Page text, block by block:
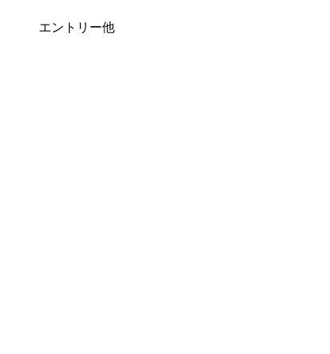
エントリー他